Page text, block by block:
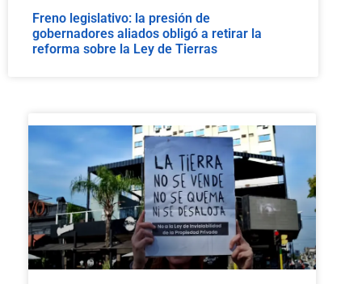
Freno legislativo: la presión de
gobernadores aliados obligó a retirar la
reforma sobre la Ley de Tierras